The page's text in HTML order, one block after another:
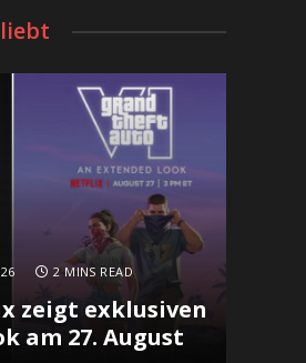
2 MINS READ
zeigt exklusiven
am 27. August